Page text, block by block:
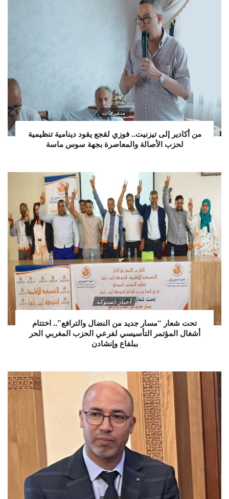
متفرقات
من أكادير إلى تيزنيت.. فوزي لقجع يقود دينامية تنظيمية
لحزب الأصالة والمعاصرة بجهة سوس ماسة
أخبار اشتوكة
تحت شعار “مسار جديد من النضال والترافع”.. اختتام
أشغال المؤتمر التأسيسي لفرعي الحزب المغربي الحر
ببلفاع وإنشادن